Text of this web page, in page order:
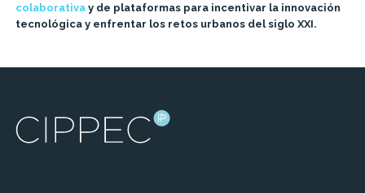
colaborativay de plataformas para incentivar la innovación
tecnológica y enfrentar los retos urbanos del siglo XXI.